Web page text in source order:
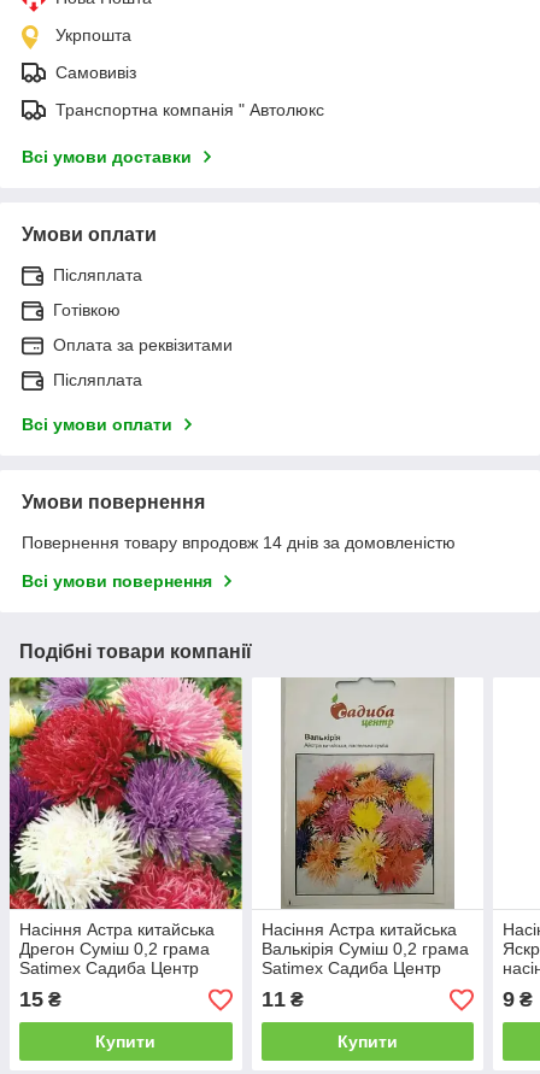
Укрпошта
Самовивіз
Транспортна компанія " Автолюкс
Всі умови доставки
Умови оплати
Післяплата
Готівкою
Оплата за реквізитами
Післяплата
Всі умови оплати
Умови повернення
Повернення товару впродовж 14 днів за домовленістю
Всі умови повернення
Подібні товари компанії
Насіння Астра китайська
Дрегон Суміш 0,2 грама
Satimex Садиба Центр
15 ₴
Купити
Насіння Астра китайська
Валькірія Суміш 0,2 грама
Satimex Садиба Центр
11₴
Купити
9 ₴